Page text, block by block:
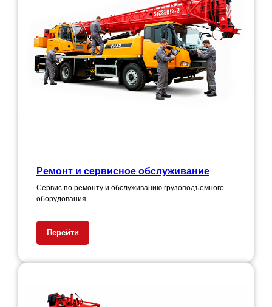
Ремонт и сервисное обслуживание
Сервис по ремонту и обслуживанию грузоподъемного
оборудования
Перейти